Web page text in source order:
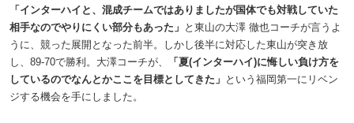
「インターハイと、混成チームではありましたが国体でも対戦していた
相手なのでやりにくい部分もあった」 と東山の大澤 徹也コーチが言うよ
うに、競った展開となった前半。しかし後半に対応した東山が突き放
し、89-70で勝利。大澤コーチが、
「夏(インターハイ)に悔しい負け方を
しているのでなんとかここを目標としてきた」 という福岡第一にリベン
ジする機会を手にしました。